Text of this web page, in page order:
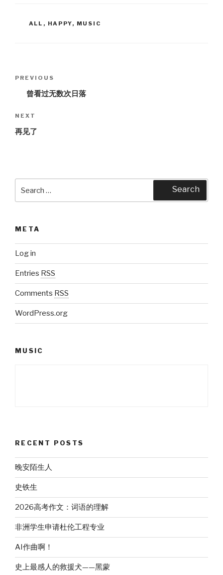
CATEGORIES
ALL , HAPPY, MUSIC
Post
navigation
Previous
Post
PREVIOUS
曾看过无数次日落
Next
Post
NEXT
再见了
Search
META
Log in
Entries RSS
Comments RSS
WordPress.org
MUSIC
RECENT POSTS
晚安陌生人
史铁生
2026高考作文：词语的理解
非洲学生申请杜伦工程专业
AI作曲啊！
史上最感人的救援犬——黑蒙